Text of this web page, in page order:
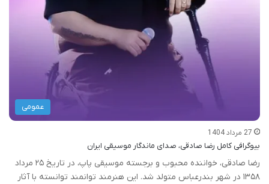
عمومی
27 مرداد 1404
بیوگرافی کامل رضا صادقی، صدای ماندگار موسیقی ایران
رضا صادقی، خواننده محبوب و برجسته موسیقی پاپ، در تاریخ ۲۵ مرداد
۱۳۵۸ در شهر بندرعباس متولد شد. این هنرمند توانمند توانسته با آثار